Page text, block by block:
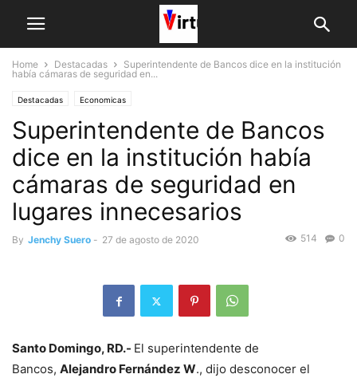
Home Destacadas
Superintendente de Bancos dice en la institución
había cámaras de seguridad en...
Destacadas Economicas
Superintendente de Bancos
dice en la institución había
cámaras de seguridad en
lugares innecesarios
By Jenchy Suero - 27 de agosto de 2020 0
514
Santo Domingo, RD.- El superintendente de
Bancos, Alejandro Fernández W., dijo desconocer el